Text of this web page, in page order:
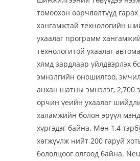
томоохон өөрчлөлтүүд
хангамжтай технологийн
ухаалаг программ
технологитой ухаалаг
хямд зардлаар үйлдвэрлэх
эмнэлгийн оношилгоо,
анхан шатны эмнэлэг, 2,700
орчин үеийн ухаалаг
халамжийн болон эрүүл
хүргэдэг байна. Мөн 1,4
хөгжүүлж нийт 200 гаруй
бололцоог олгоод байна.